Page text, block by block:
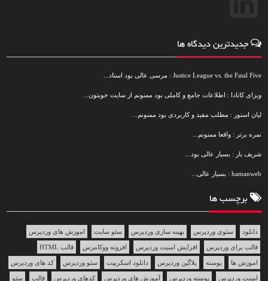
جدیدترین دیدگاه ها
Justice League vs. the Fatal Five : مرسی عالی بود استاد...
ویزای کانادا : اطلاعات جامع و کاملی بود ممنونم از سایت خوبتون...
لیان استور : مطلب مفید و کاربردی بود ممنونم...
نمره برتر : واقعا ممنونم...
شریف بار : بسیار عالی بود...
hamanweb : بسیار عالی...
برچسب ها
دانلود سئوی وردپرس بهینه سازی وردپرس سئو سایت اموزش های وردپرس
قالب برای وردپرس افزایش امنیت وردپرس افزونه ووکامرس قالب HTML
اموزش ها پوسته پلاگین وردپرس دانلود اسکریپت سئو وردپرس کد های وردپرس
امنیت وردپرس پوسته وردپرس آموزش های وردپرس کدهای وردپرس قالب سئو